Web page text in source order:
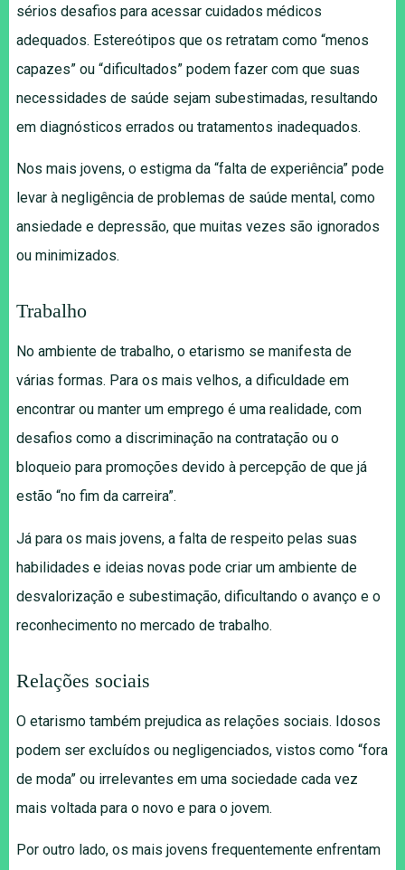
sérios desafios para acessar cuidados médicos
adequados. Estereótipos que os retratam como “menos
capazes” ou “dificultados” podem fazer com que suas
necessidades de saúde sejam subestimadas, resultando
em diagnósticos errados ou tratamentos inadequados.
Nos mais jovens, o estigma da “falta de experiência” pode
levar à negligência de problemas de saúde mental, como
ansiedade e depressão, que muitas vezes são ignorados
ou minimizados.
Trabalho
No ambiente de trabalho, o etarismo se manifesta de
várias formas. Para os mais velhos, a dificuldade em
encontrar ou manter um emprego é uma realidade, com
desafios como a discriminação na contratação ou o
bloqueio para promoções devido à percepção de que já
estão “no fim da carreira”.
Já para os mais jovens, a falta de respeito pelas suas
habilidades e ideias novas pode criar um ambiente de
desvalorização e subestimação, dificultando o avanço e o
reconhecimento no mercado de trabalho.
Relações sociais
O etarismo também prejudica as relações sociais. Idosos
podem ser excluídos ou negligenciados, vistos como “fora
de moda” ou irrelevantes em uma sociedade cada vez
mais voltada para o novo e para o jovem.
Por outro lado, os mais jovens frequentemente enfrentam